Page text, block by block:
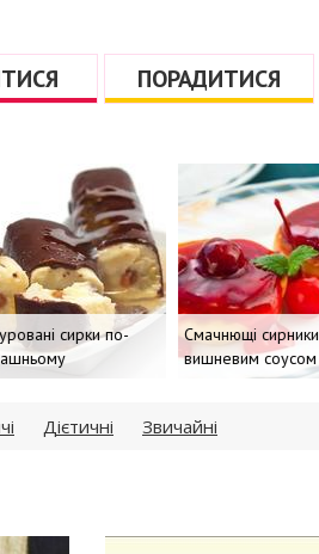
ПОРАДИТИСЯ
сирки по-
Смачнющі сирники з
вишневим соусом
Дієтичні Звичайні